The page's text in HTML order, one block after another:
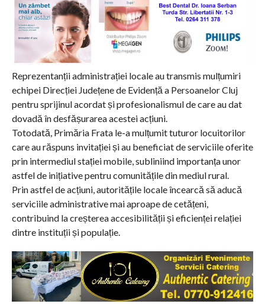
Reprezentanții administrației locale au transmis mulțumiri
echipei Direcției Județene de Evidență a Persoanelor Cluj
pentru sprijinul acordat și profesionalismul de care au dat
dovadă în desfășurarea acestei acțiuni.
Totodată, Primăria Frata le-a mulțumit tuturor locuitorilor
care au răspuns invitației și au beneficiat de serviciile oferite
prin intermediul stației mobile, subliniind importanța unor
astfel de inițiative pentru comunitățile din mediul rural.
Prin astfel de acțiuni, autoritățile locale încearcă să aducă
serviciile administrative mai aproape de cetățeni,
contribuind la creșterea accesibilității și eficienței relației
dintre instituții și populație.